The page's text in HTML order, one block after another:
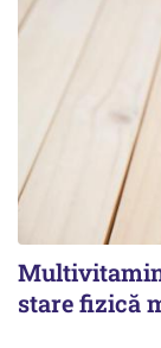
stare fizică